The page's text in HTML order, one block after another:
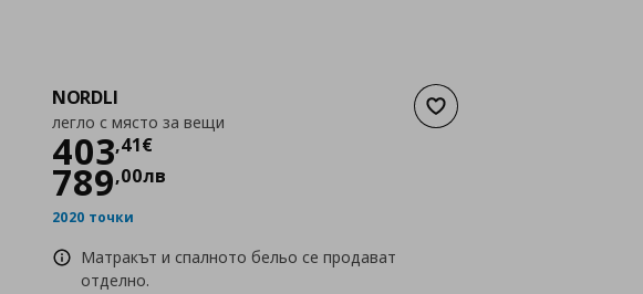
Добави към списъка с
NORDLI
легло с място за вещи
403,41€
Цена403,41 €
789,00лв
2020 точки
Матракът и спалното бельо се продават
отделно.